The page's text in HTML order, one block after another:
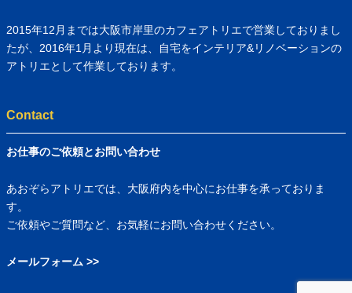
2015年12月までは大阪市岸里のカフェアトリエで営業しておりまし
たが、2016年1月より現在は、自宅をインテリア&リノベーションの
アトリエとして作業しております。
Contact
お仕事のご依頼とお問い合わせ
あおぞらアトリエでは、大阪府内を中心にお仕事を承っておりま
す。
ご依頼やご質問など、お気軽にお問い合わせください。
メールフォーム >>